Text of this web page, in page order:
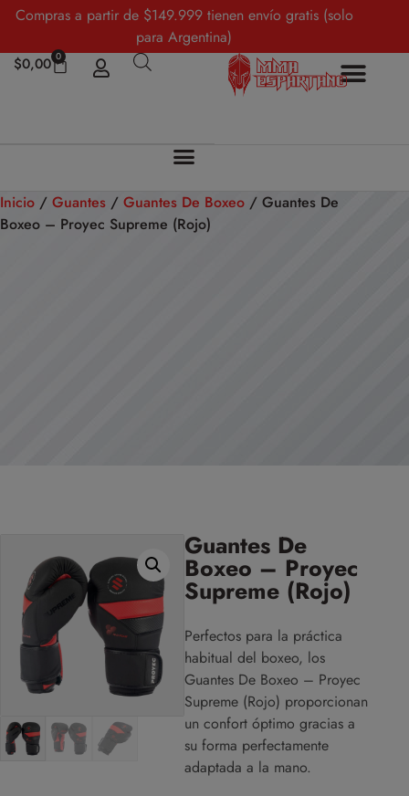
Compras a partir de $149.999 tienen envío gratis (solo
para Argentina)
$0,00 0
Inicio / Guantes / Guantes De Boxeo / Guantes De
Boxeo – Proyec Supreme (Rojo)
Guantes De
Boxeo – Proyec
Supreme (Rojo)
Perfectos para la práctica
habitual del boxeo, los
Guantes De Boxeo – Proyec
Supreme (Rojo) proporcionan
un confort óptimo gracias a
su forma perfectamente
adaptada a la mano.